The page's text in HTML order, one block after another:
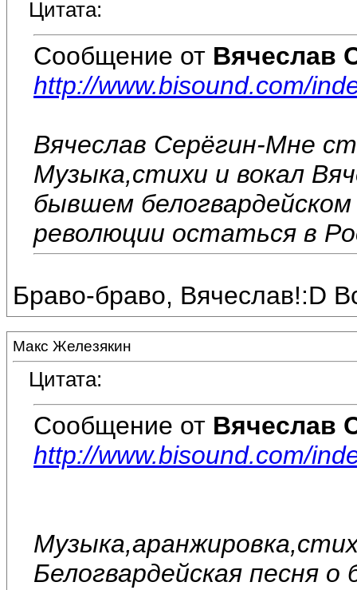
Цитата:
Сообщение от Вячеслав
http://www.bisound.com/
Вячеслав Серёгин-Мне
Музыка,стихи и вокал
бывшем
революции остаться в
Браво-браво, Вячеслав!:D
Макс Железякин
Цитата:
Сообщение от Вячеслав
http://www.bisound.com/
Белогвардейская песня